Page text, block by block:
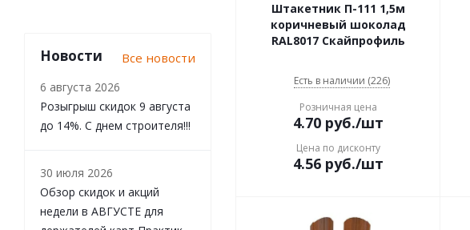
Штакетник П-111 1,5м
коричневый шоколад
RAL8017 Скайпрофиль
Есть в наличии (226)
Розничная цена
4.70 руб./шт
Цена по дисконту
4.56 руб./шт
Новости Все новости
6 августа 2026
Розыгрыш скидок 9 августа
до 14%. С днем строителя!!!
30 июля 2026
Обзор скидок и акций
недели в АВГУСТЕ для